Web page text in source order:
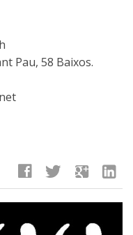
Pau, 58 Baixos.
facebook twitter google linkedin